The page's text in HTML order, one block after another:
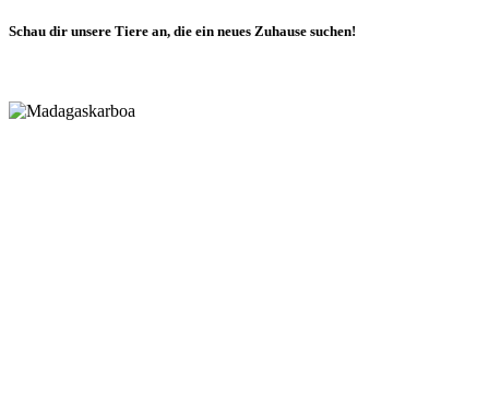
Schau dir unsere Tiere an, die ein neues Zuhause suchen!